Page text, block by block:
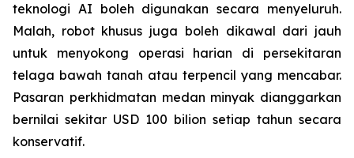
teknologi AI boleh digunakan secara menyeluruh.
Malah, robot khusus juga boleh dikawal dari jauh
untuk menyokong operasi harian di persekitaran
telaga bawah tanah atau terpencil yang mencabar.
Pasaran perkhidmatan medan minyak dianggarkan
bernilai sekitar USD 100 bilion setiap tahun secara
konservatif.